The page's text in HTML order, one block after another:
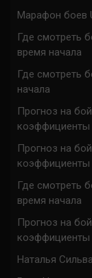
Марафон боев
Где смотреть
время начала
Где смотреть
начала
Прогноз на
коэффициенты
Прогноз на
коэффициенты
Где смотреть
время начала
Прогноз на
коэффициенты
Наталья